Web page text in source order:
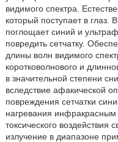
видимого спектра.
который поступает в глаз.
поглощает синий и
повредить сетчатку.
длины волн видимого
коротковолнового и
в значительной степени
вследствие афакической
повреждения сетчатки
нагревания инфракрасным
токсического воздействия
излучение в диапазоне